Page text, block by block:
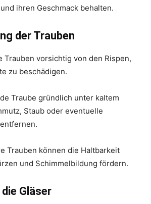
ihren Geschmack behalten.
der Trauben
Trauben vorsichtig von den Rispen,
zu beschädigen.
Traube gründlich unter kaltem
Staub oder eventuelle
Trauben können die Haltbarkeit
und Schimmelbildung fördern.
Gläser